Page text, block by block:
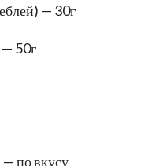
— 30г
— 50г
— по вкусу